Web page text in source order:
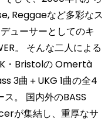
Reggaeなど多彩なス
ューサーとしてのキ
。 そんな二人による
・Bristolの Omertà
3曲＋UKG 1曲の全4
。 国内外のBASS
が集結し、重厚なサ